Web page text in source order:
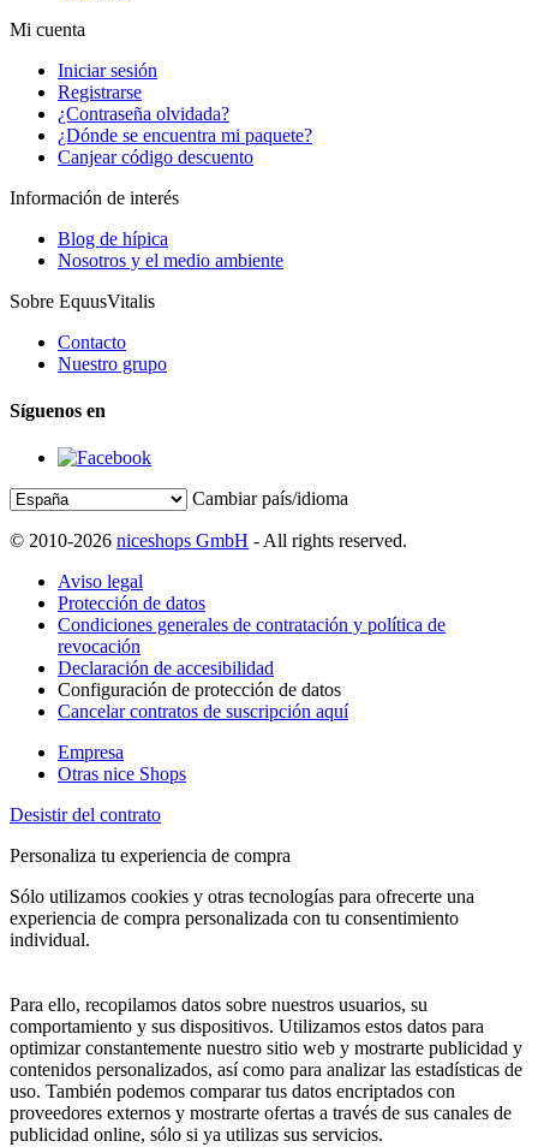
Mi cuenta
Iniciar sesión
Registrarse
¿Contraseña olvidada?
¿Dónde se encuentra mi paquete?
Canjear código descuento
Información de interés
Blog de hípica
Nosotros y el medio ambiente
Sobre EquusVitalis
Contacto
Nuestro grupo
Síguenos en
Cambiar país/idioma
© 2010-2026 niceshops GmbH - All rights reserved.
Aviso legal
Protección de datos
Condiciones generales de contratación y política de
revocación
Declaración de accesibilidad
Configuración de protección de datos
Cancelar contratos de suscripción aquí
Empresa
Otras nice Shops
Desistir del contrato
Personaliza tu experiencia de compra
Sólo utilizamos cookies y otras tecnologías para ofrecerte una
experiencia de compra personalizada con tu consentimiento
individual.
Para ello, recopilamos datos sobre nuestros usuarios, su
comportamiento y sus dispositivos. Utilizamos estos datos para
optimizar constantemente nuestro sitio web y mostrarte publicidad y
contenidos personalizados, así como para analizar las estadísticas de
uso. También podemos comparar tus datos encriptados con
proveedores externos y mostrarte ofertas a través de sus canales de
publicidad online, sólo si ya utilizas sus servicios.